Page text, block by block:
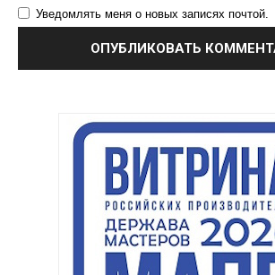
Уведомлять меня о новых записях почтой.